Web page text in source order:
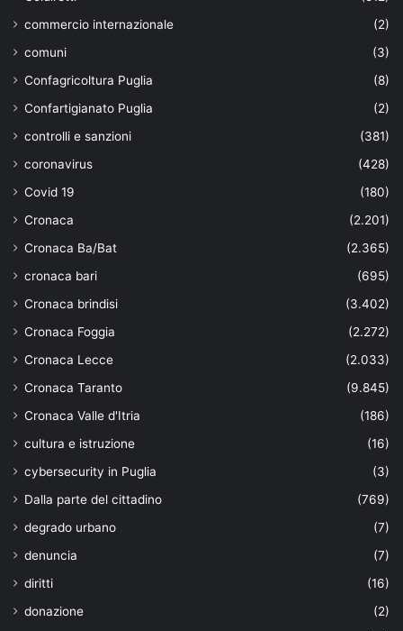
commercio internazionale
(2)
comuni
(3)
Confagricoltura Puglia
(8)
Confartigianato Puglia
(2)
controlli e sanzioni
(381)
coronavirus
(428)
Covid 19
(180)
Cronaca
(2.201)
Cronaca Ba/Bat
(2.365)
cronaca bari
(695)
Cronaca brindisi
(3.402)
Cronaca Foggia
(2.272)
Cronaca Lecce
(2.033)
Cronaca Taranto
(9.845)
Cronaca Valle d'Itria
(186)
cultura e istruzione
(16)
cybersecurity in Puglia
(3)
Dalla parte del cittadino
(769)
degrado urbano
(7)
denuncia
(7)
diritti
(16)
donazione
(2)